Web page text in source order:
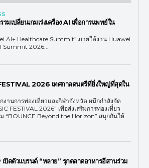
มเปลี่ยนเกมเร่งเครื่อง AI เพื่อการแพทย์ใน
AI+ Healthcare Summit” ภายใต้งาน Huawei
2026...
2026 เทศกาลดนตรีที่ยิ่งใหญ่ที่สุดใน
งานการท่องเที่ยวและกีฬาจังหวัด ผนึกกำลังจัด
FESTIVAL 2026” เพื่อส่งเสริมการท่องเที่ยว
“BOUNCE Beyond the Horizon” สนุกกันให้
ปิดตัวแบรนด์ “หลาย” รุกตลาดอาหารอีสานร่วม